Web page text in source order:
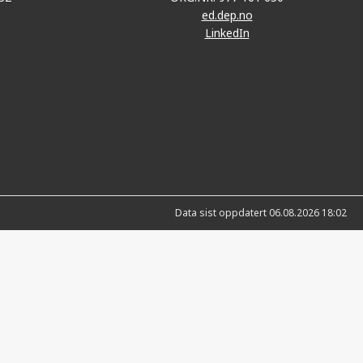
ed.dep.no
LinkedIn
Data sist oppdatert 06.08.2026 18:02